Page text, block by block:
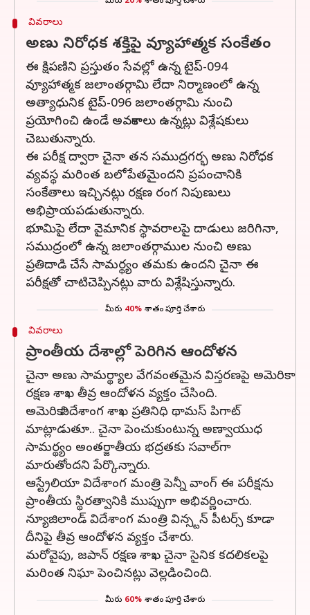
వివరాలు
అణు నిరోధక శక్తిపై వ్యూహాత్మక సంకేతం
ఈ క్షిపణిని ప్రస్తుతం సేవల్లో ఉన్న టైప్-094
వ్యూహాత్మక జలాంతర్గామి లేదా నిర్మాణంలో ఉన్న
అత్యాధునిక టైప్-096 జలాంతర్గామి నుంచి
ప్రయోగించి ఉండే అవకాశాలు ఉన్నట్లు విశ్లేషకులు
చెబుతున్నారు.
ఈ పరీక్ష ద్వారా చైనా తన సముద్రగర్భ అణు నిరోధక
వ్యవస్థ మరింత బలోపేతమైందని ప్రపంచానికి
సంకేతాలు ఇచ్చినట్లు రక్షణ రంగ నిపుణులు
అభిప్రాయపడుతున్నారు.
భూమిపై లేదా వైమానిక స్థావరాలపై దాడులు జరిగినా,
సముద్రంలో ఉన్న జలాంతర్గాముల నుంచి అణు
ప్రతిదాడి చేసే సామర్థ్యం తమకు ఉందని చైనా ఈ
పరీక్షతో చాటిచెప్పినట్లు వారు విశ్లేషిస్తున్నారు.
మీరు 40% శాతం పూర్తి చేశారు
వివరాలు
ప్రాంతీయ దేశాల్లో పెరిగిన ఆందోళన
చైనా అణు సామర్థ్యాల వేగవంతమైన విస్తరణపై అమెరికా
రక్షణ శాఖ తీవ్ర ఆందోళన వ్యక్తం చేసింది.
అమెరికా విదేశాంగ శాఖ ప్రతినిధి థామస్ పిగాట్
మాట్లాడుతూ.. చైనా పెంచుకుంటున్న అణ్వాయుధ
సామర్థ్యం అంతర్జాతీయ భద్రతకు సవాల్‌గా
మారుతోందని పేర్కొన్నారు.
ఆస్ట్రేలియా విదేశాంగ మంత్రి పెన్నీ వాంగ్ ఈ పరీక్షను
ప్రాంతీయ స్థిరత్వానికి ముప్పుగా అభివర్ణించారు.
న్యూజిలాండ్ విదేశాంగ మంత్రి విన్స్టన్ పీటర్స్ కూడా
దీనిపై తీవ్ర ఆందోళన వ్యక్తం చేశారు.
మరోవైపు, జపాన్ రక్షణ శాఖ చైనా సైనిక కదలికలపై
మరింత నిఘా పెంచినట్లు వెల్లడించింది.
మీరు 60% శాతం పూర్తి చేశారు